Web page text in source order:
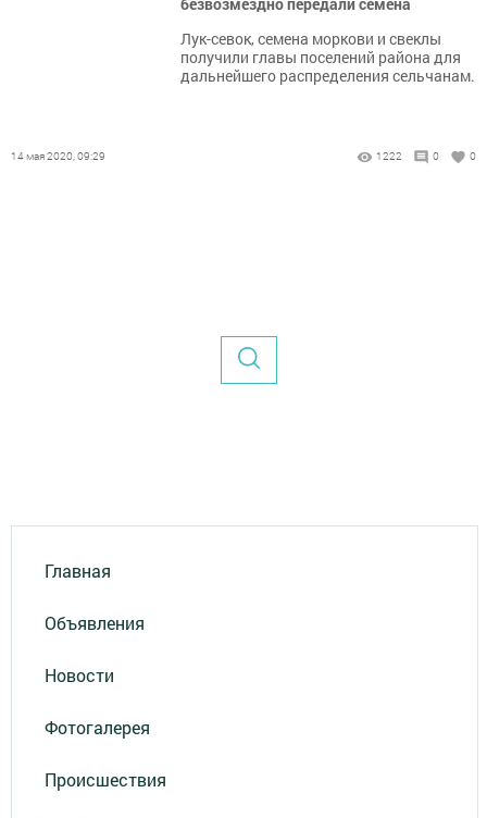
Лук-севок, семена моркови и свеклы
получили главы поселений района для
дальнейшего распределения сельчанам.
14 мая 2020, 09:29 1222 0 0
Главная
Объявления
Новости
Фотогалерея
Происшествия